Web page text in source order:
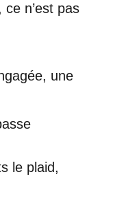
n’est pas
une
le plaid,